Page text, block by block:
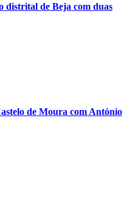
distrital de Beja com duas
de Moura com António